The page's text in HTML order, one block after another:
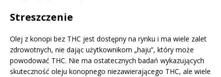
Streszczenie
Olej z konopi bez THC jest dostępny na rynku i ma wiele zalet
zdrowotnych, nie dając użytkownikom „haju”, który może
powodować THC. Nie ma ostatecznych badań wykazujących
skuteczność oleju konopnego niezawierającego THC, ale wiele